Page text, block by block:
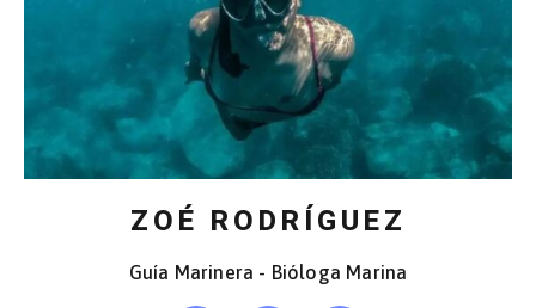
ZOÉ RODRÍGUEZ
Guía Marinera - Bióloga Marina